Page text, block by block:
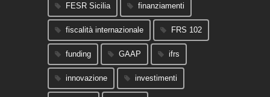
FESR Sicilia finanziamenti
fiscalità internazionale FRS 102
funding GAAP ifrs
innovazione investimenti